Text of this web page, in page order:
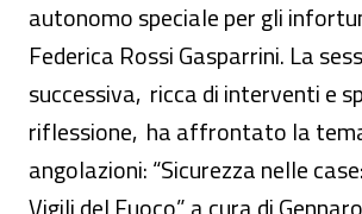
autonomo speciale per gli
Federica Rossi Gasparrini. La
successiva, ricca di interventi e
riflessione, ha affrontato la
angolazioni: “Sicurezza nelle